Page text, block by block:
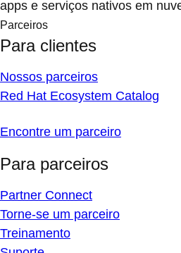
apps e serviços nativos em
Parceiros
Para clientes
Nossos parceiros
Red Hat Ecosystem Catalog
Encontre um parceiro
Para parceiros
Partner Connect
Torne-se um parceiro
Treinamento